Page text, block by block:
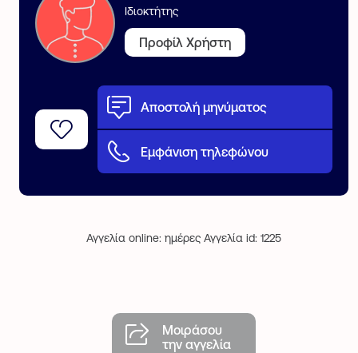
Ιδιοκτήτης
Προφίλ Χρήστη
Αποστολή μηνύματος
Εμφάνιση τηλεφώνου
Αγγελία online: ημέρες Αγγελία id: 1225
Μοιράσου
την αγγελία